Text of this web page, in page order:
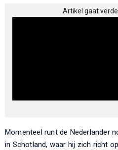
Artikel gaat
Momenteel runt de Nederlander
in Schotland, waar hij zich richt